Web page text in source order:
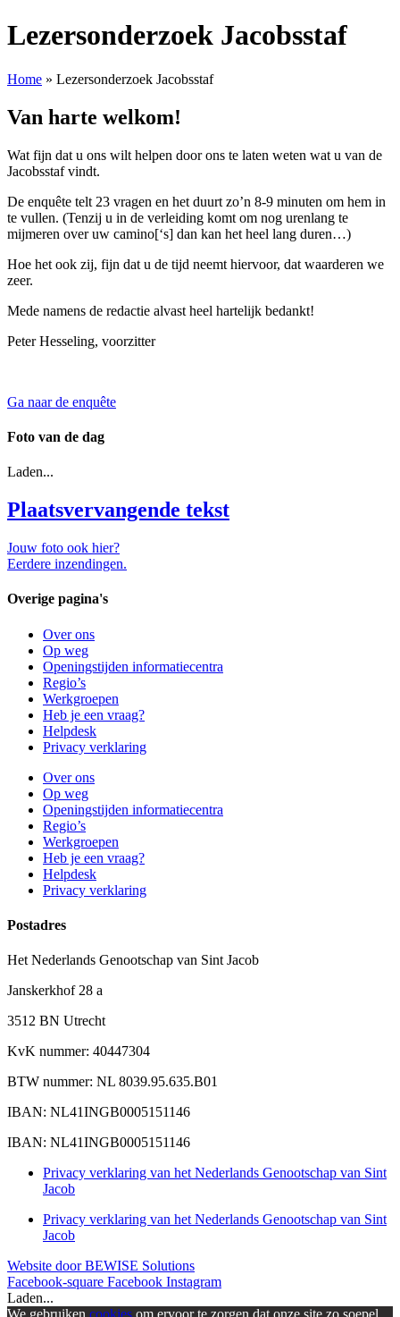
Lezersonderzoek Jacobsstaf
Home » Lezersonderzoek Jacobsstaf
Van harte welkom!
Wat fijn dat u ons wilt helpen door ons te laten weten wat u van de
Jacobsstaf vindt.
De enquête telt 23 vragen en het duurt zo’n 8-9 minuten om hem in
te vullen. (Tenzij u in de verleiding komt om nog urenlang te
mijmeren over uw camino[‘s] dan kan het heel lang duren…)
Hoe het ook zij, fijn dat u de tijd neemt hiervoor, dat waarderen we
zeer.
Mede namens de redactie alvast heel hartelijk bedankt!
Peter Hesseling, voorzitter
Ga naar de enquête
Foto van de dag
Laden...
Plaatsvervangende tekst
Jouw foto ook hier?
Eerdere inzendingen.
Overige pagina's
Over ons
Op weg
Openingstijden informatiecentra
Regio’s
Werkgroepen
Heb je een vraag?
Helpdesk
Privacy verklaring
Over ons
Op weg
Openingstijden informatiecentra
Regio’s
Werkgroepen
Heb je een vraag?
Helpdesk
Privacy verklaring
Postadres
Het Nederlands Genootschap van Sint Jacob
Janskerkhof 28 a
3512 BN Utrecht
KvK nummer: 40447304
BTW nummer: NL 8039.95.635.B01
IBAN: NL41INGB0005151146
IBAN: NL41INGB0005151146
Privacy verklaring van het Nederlands Genootschap van Sint
Jacob
Privacy verklaring van het Nederlands Genootschap van Sint
Jacob
Website door BEWISE Solutions
Facebook-square Facebook Instagram
Laden...
We gebruiken cookies om ervoor te zorgen dat onze site zo soepel